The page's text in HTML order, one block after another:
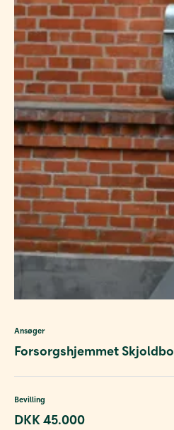
Ansøger
Forsorgshjemmet Skjoldbo
Bevilling
DKK 45.000